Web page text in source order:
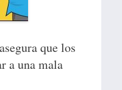
que los
a una mala